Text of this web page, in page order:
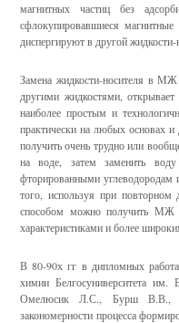
магнитных частиц без
сфлокупировавшиеся
диспергируют в другой жидкости-
Замена жидкости-носителя в
другими жидкостями,
наиболее простым и
практически на любых основах
получить очень трудно или
на воде, затем заменить воду
фторированными
того, используя при повторном
способом можно получить МЖ
характеристиками и более
В 80-90х гг в дипломных
химии Белгосуниверситета
Омелюсик Л.С., Бурш В.В.,
закономерности процесса